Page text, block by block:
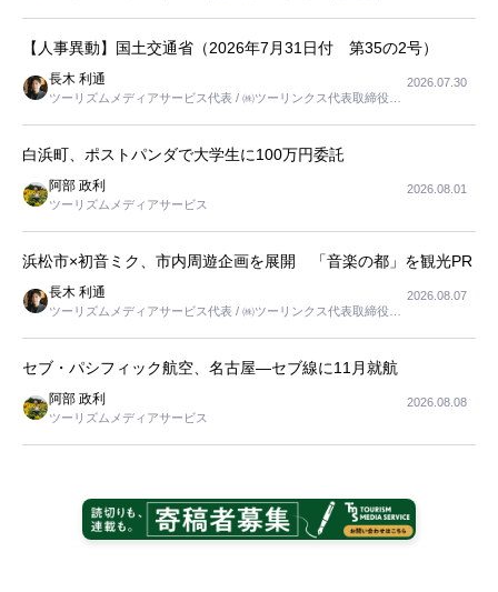
【人事異動】国土交通省（2026年7月31日付 第35の2号）
長木 利通
ツーリズムメディアサービス代表 / ㈱ツーリンクス代表取締役社
2026.07.30
白浜町、ポストパンダで大学生に100万円委託
阿部 政利
ツーリズムメディアサービス
2026.08.01
浜松市×初音ミク、市内周遊企画を展開 「音楽の都」を観光PR
長木 利通
ツーリズムメディアサービス代表 / ㈱ツーリンクス代表取締役社
2026.08.07
セブ・パシフィック航空、名古屋―セブ線に11月就航
阿部 政利
ツーリズムメディアサービス
2026.08.08